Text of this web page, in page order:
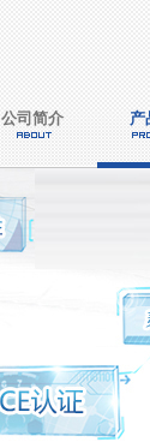
公司简介 产